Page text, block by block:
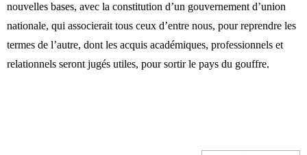
nouvelles bases, avec la constitution d’un gouvernement d’union
nationale, qui associerait tous ceux d’entre nous, pour reprendre les
termes de l’autre, dont les acquis académiques, professionnels et
relationnels seront jugés utiles, pour sortir le pays du gouffre.